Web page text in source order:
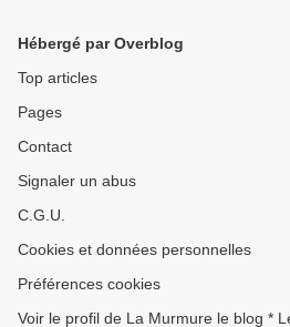
Hébergé par Overblog
Top articles
Pages
Contact
Signaler un abus
C.G.U.
Cookies et données personnelles
Préférences cookies
Voir le profil de La Murmure le blog *